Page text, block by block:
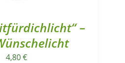
–
4,80€